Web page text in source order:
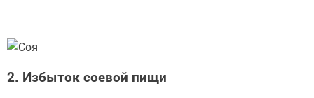
2. Избыток соевой пищи